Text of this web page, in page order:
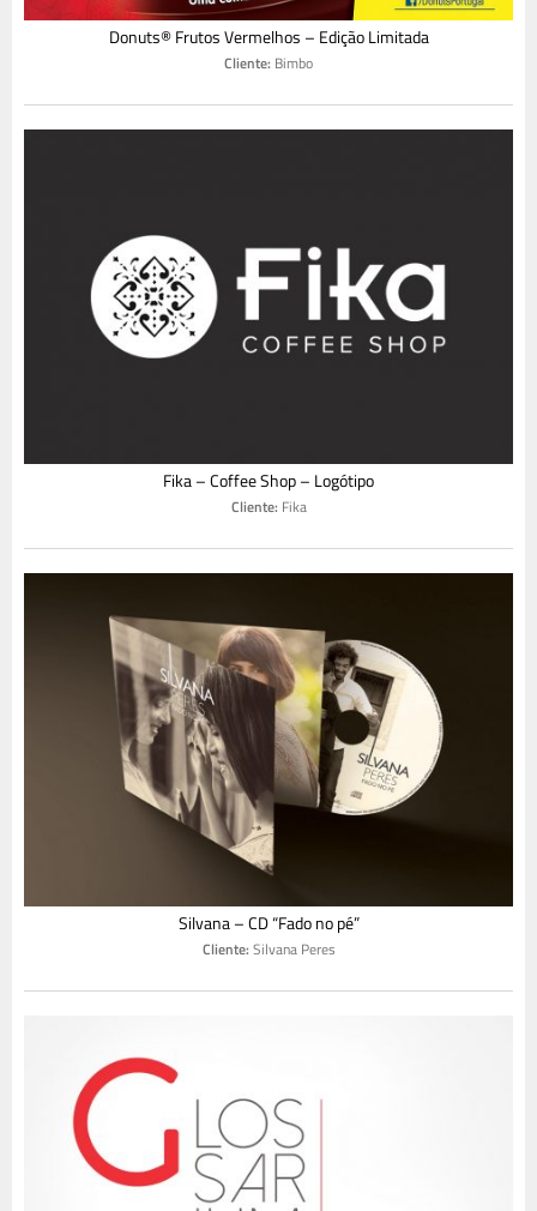
Donuts® Frutos Vermelhos – Edição Limitada
Cliente: Bimbo
Fika – Coffee Shop – Logótipo
Cliente: Fika
Silvana – CD “Fado no pé”
Cliente: Silvana Peres